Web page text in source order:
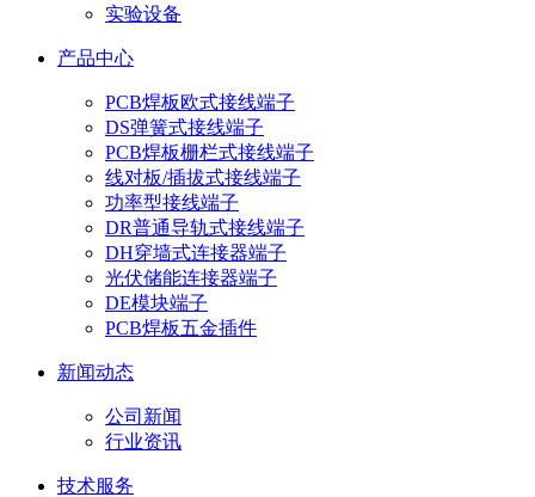
实验设备
产品中心
PCB焊板欧式接线端子
DS弹簧式接线端子
PCB焊板栅栏式接线端子
线对板/插拔式接线端子
功率型接线端子
DR普通导轨式接线端子
DH穿墙式连接器端子
光伏储能连接器端子
DE模块端子
PCB焊板五金插件
新闻动态
公司新闻
行业资讯
技术服务